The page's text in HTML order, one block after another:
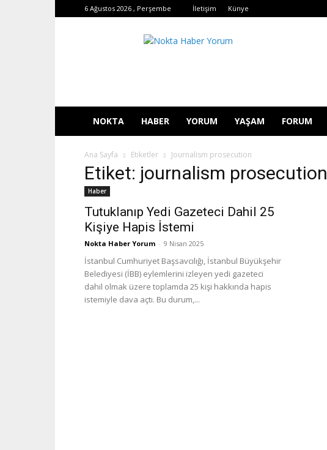
6 Ağustos 2026 , Perşembe İletişim Künye
NOKTA HABER YORUM YAŞAM FORUM
Ana Sayfa Etiketler Journalism prosecution
Etiket: journalism prosecution
Haber
Tutuklanıp Yedi Gazeteci Dahil 25
Kişiye Hapis İstemi
Nokta Haber Yorum - 9 Nisan 2025
İstanbul Cumhuriyet Başsavcılığı, İstanbul Büyükşehir
Belediyesi (İBB) eylemlerini izleyen yedi gazeteci
dahil olmak üzere toplamda 25 kişi hakkında hapis
istemiyle dava açtı. Bu durum,...